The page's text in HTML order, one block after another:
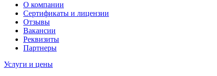
О компании
Сертификаты и лицензии
Отзывы
Вакансии
Реквизиты
Партнеры
Услуги и цены